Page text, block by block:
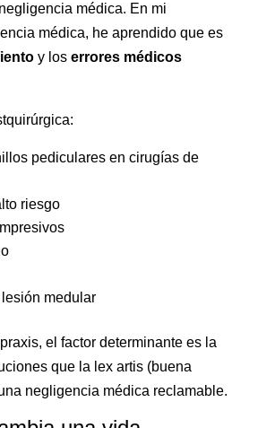
médica. En mi
médica, he aprendido que es
y loserrores médicos
pediculares en cirugías de
riesgo
medular
el factor determinante es la
que la lex artis (buena
negligencia médica reclamable.